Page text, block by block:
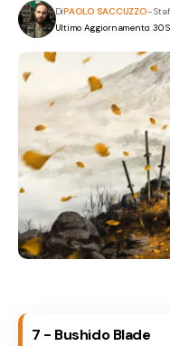
Ultimo Aggiornamento: 30
DiPAOLO SACCUZZO-
7 - Bushido Blade